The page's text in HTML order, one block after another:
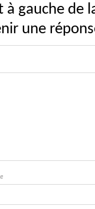
à gauche de
une